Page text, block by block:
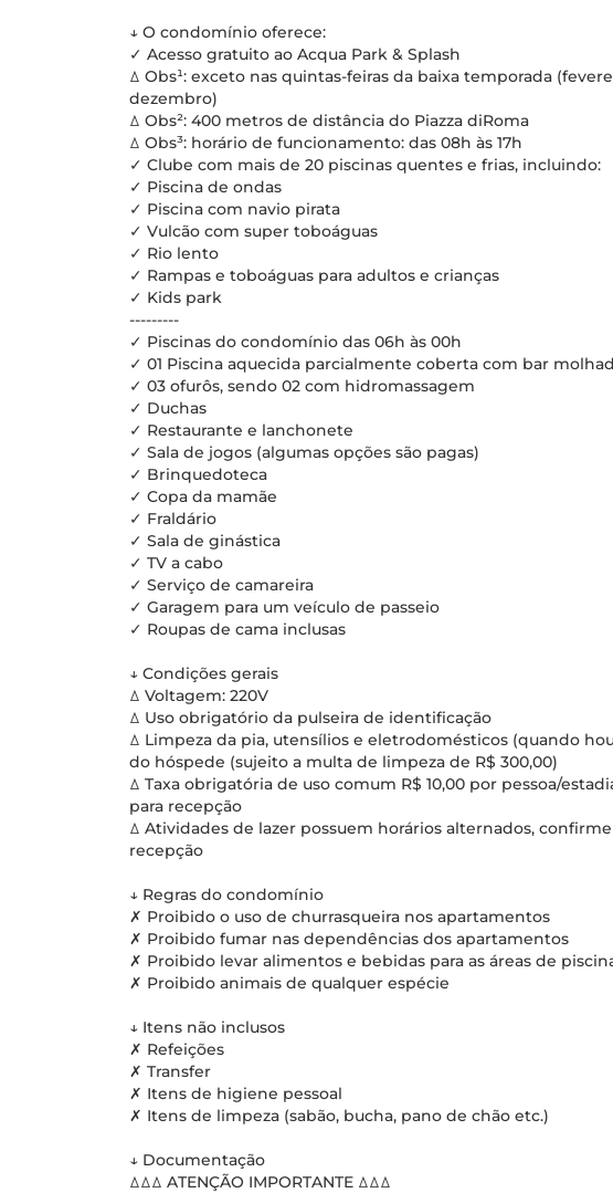
↓ O condomínio oferece:
✓ Acesso gratuito ao Acqua Park & Splash
ꕔ Obs¹: exceto nas quintas-feiras da baixa temporada
dezembro)
ꕔ Obs²: 400 metros de distância do Piazza diRoma
ꕔ Obs³: horário de funcionamento: das 08h às 17h
✓ Clube com mais de 20 piscinas quentes e frias, incluindo:
✓ Piscina de ondas
✓ Piscina com navio pirata
✓ Vulcão com super toboáguas
✓ Rio lento
✓ Rampas e toboáguas para adultos e crianças
✓ Kids park
---------
✓ Piscinas do condomínio das 06h às 00h
✓ 01 Piscina aquecida parcialmente coberta com bar
✓ 03 ofurôs, sendo 02 com hidromassagem
✓ Duchas
✓ Restaurante e lanchonete
✓ Sala de jogos (algumas opções são pagas)
✓ Brinquedoteca
✓ Copa da mamãe
✓ Fraldário
✓ Sala de ginástica
✓ TV a cabo
✓ Serviço de camareira
✓ Garagem para um veículo de passeio
✓ Roupas de cama inclusas
↓ Condições gerais
ꕔ Voltagem: 220V
ꕔ Uso obrigatório da pulseira de identificação
ꕔ Limpeza da pia, utensílios e eletrodomésticos (quando
do hóspede (sujeito a multa de limpeza de R$ 300,00)
ꕔ Taxa obrigatória de uso comum R$ 10,00 por pessoa/
para recepção
ꕔ Atividades de lazer possuem horários alternados,
recepção
↓ Regras do condomínio
✗ Proibido o uso de churrasqueira nos apartamentos
✗ Proibido fumar nas dependências dos apartamentos
✗ Proibido levar alimentos e bebidas para as áreas de
✗ Proibido animais de qualquer espécie
↓ Itens não inclusos
✗ Refeições
✗ Transfer
✗ Itens de higiene pessoal
✗ Itens de limpeza (sabão, bucha, pano de chão etc.)
↓ Documentação
ꕔꕔꕔ ATENÇÃO IMPORTANTE ꕔꕔꕔ